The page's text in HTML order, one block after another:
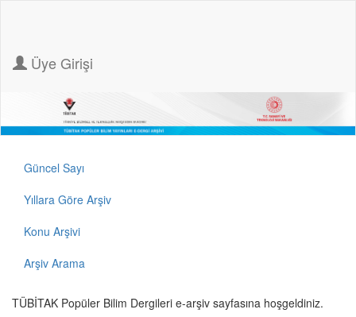
Üye Girişi
Güncel Sayı
Yıllara Göre Arşiv
Konu Arşivi
Arşiv Arama
TÜBİTAK Popüler Bilim Dergileri e-arşiv sayfasına hoşgeldiniz.